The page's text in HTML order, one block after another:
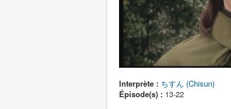
Interprète : ちすん (Chisun)
Épisode(s) : 13-22